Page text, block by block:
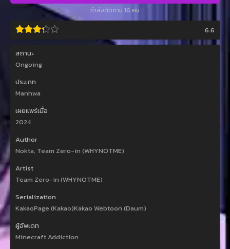
กำลังติดตาม 16 คน
6.6
สถานะ
Ongoing
ประเภท
Manhwa
เผยแพร่เมื่อ
2024
Author
Nokta, Team Zero-in (WHYNOTME)
Artist
Team Zero-in (WHYNOTME)
Serialization
KakaoPage (Kakao)Kakao Webtoon (Daum)
ผู้อัพเดท
Minecraft Addiction